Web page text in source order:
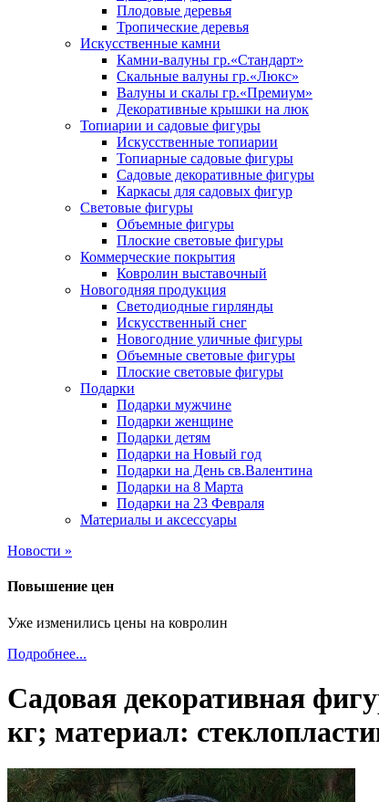
Плодовые деревья
Тропические деревья
Искусственные камни
Камни-валуны гр.«Стандарт»
Скальные валуны гр.«Люкс»
Валуны и скалы гр.«Премиум»
Декоративные крышки на люк
Топиарии и садовые фигуры
Искусственные топиарии
Топиарные садовые фигуры
Садовые декоративные фигуры
Каркасы для садовых фигур
Световые фигуры
Объемные фигуры
Плоские световые фигуры
Коммерческие покрытия
Ковролин выставочный
Новогодняя продукция
Светодиодные гирлянды
Искусственный снег
Новогодние уличные фигуры
Объемные световые фигуры
Плоские световые фигуры
Подарки
Подарки мужчине
Подарки женщине
Подарки детям
Подарки на Новый год
Подарки на День св.Валентина
Подарки на 8 Марта
Подарки на 23 Февраля
Материалы и аксессуары
Новости »
Повышение цен
Уже изменились цены на ковролин
Подробнее...
Садовая декоративная
кг; материал: